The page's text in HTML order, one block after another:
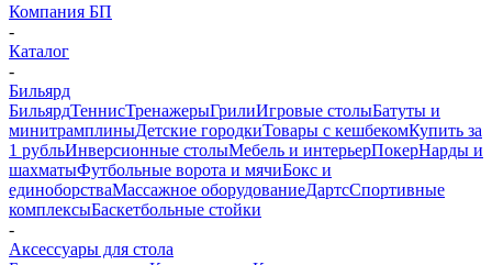
Компания БП
-
Каталог
-
Бильярд
БильярдТеннисТренажерыГрилиИгровые столыБатуты и
минитрамплиныДетские городкиТовары с кешбекомКупить за
1 рубльИнверсионные столыМебель и интерьерПокерНарды и
шахматыФутбольные ворота и мячиБокс и
единоборстваМассажное оборудованиеДартсСпортивные
комплексыБаскетбольные стойки
-
Аксессуары для стола